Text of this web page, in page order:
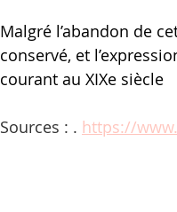
Malgré l’abandon de
conservé, et
courant au XIXe siècle
Sources : . https://